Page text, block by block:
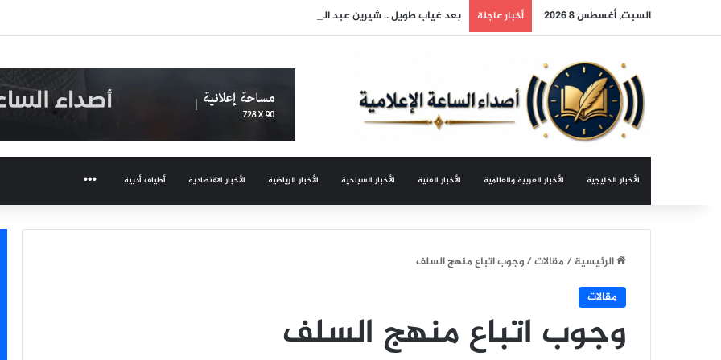
السبت, أغسطس 8 2026 أخبار عاجلة بعد غياب طويل .. شيرين عبد الوهاب تعود لجمهورها وتتألق في حفلها بالساحل الشمالي
الأخبار الخليجية الأخبار العربية والعالمية الأخبار الفنية الأخبار السياحية الأخبار الرياضية الأخبار الاقتصادية أطياف أدبية
الرئيسية/مقالات/وجوب اتباع منهج السلف
مقالات
وجوب اتباع منهج السلف